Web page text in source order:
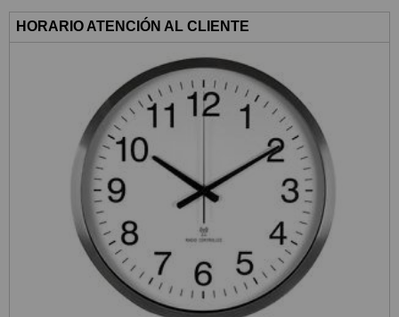
HORARIO ATENCIÓN AL CLIENTE